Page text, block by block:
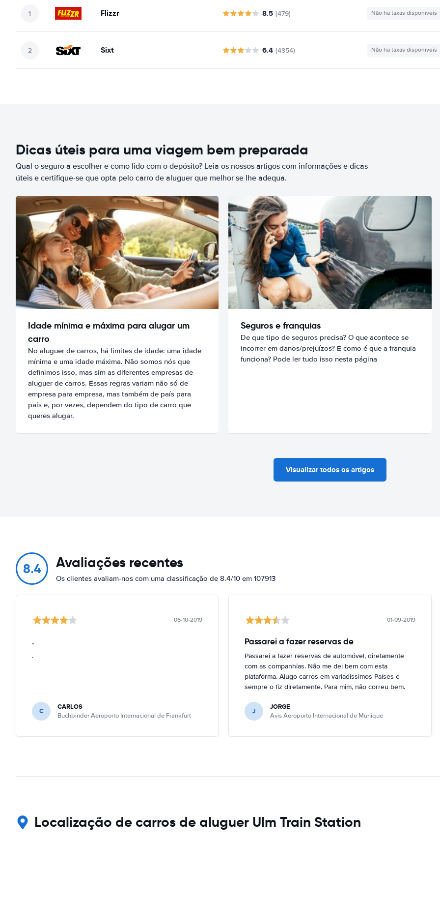
Flizzr 8.5 (479) Não há taxas disponíveis
Sixt 6.4 (4354) Não há taxas disponíveis
Dicas úteis para uma viagem bem preparada
Qual o seguro a escolher e como lido com o depósito? Leia os nossos artigos com informações e dicas
úteis e certifique-se que opta pelo carro de aluguer que melhor se lhe adequa.
Idade mínima e máxima para alugar um
carro
No aluguer de carros, há limites de idade: uma idade
mínima e uma idade máxima. Não somos nós que
definimos isso, mas sim as diferentes empresas de
aluguer de carros. Essas regras variam não só de
empresa para empresa, mas também de país para
país e, por vezes, dependem do tipo de carro que
queres alugar.
Seguros e franquias
De que tipo de seguros precisa? O que acontece se
incorrer em danos/prejuízos? E como é que a franquia
funciona? Pode ler tudo isso nesta página
Visualizar todos os artigos
8.4 Avaliações recentes
Os clientes avaliam-nos com uma classificação de 8.4/10 em 107913
06-10-2019
.
.
C CARLOS
Buchbinder Aeroporto Internacional de Frankfurt
01-09-2019
Passarei a fazer reservas de
Passarei a fazer reservas de automóvel, diretamente
com as companhias. Não me dei bem com esta
plataforma. Alugo carros em variadissimos Países e
sempre o fiz diretamente. Para mim, não correu bem.
J JORGE
Avis Aeroporto Internacional de Munique
Localização de carros de aluguer Ulm Train Station